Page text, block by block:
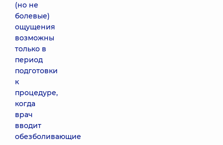
(но не
болевые)
ощущения
возможны
только в
период
подготовки
к
процедуре,
когда
врач
вводит
обезболивающие